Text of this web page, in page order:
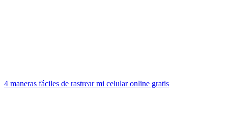
4 maneras fáciles de rastrear mi celular online gratis